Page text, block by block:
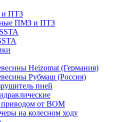
и ПТЗ
ПМЗ и ПТЗ
Heizomat (Германия)
Рубмаш (Россия)
пней
приводом от ВОМ
на колесном ходу